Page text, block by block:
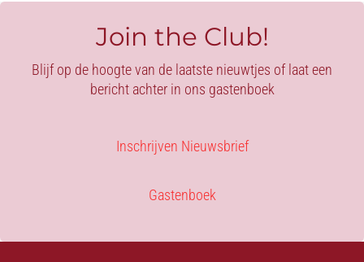
Join the Club!
Blijf op de hoogte van de laatste nieuwtjes of laat een
bericht achter in ons gastenboek
Inschrijven Nieuwsbrief
Gastenboek